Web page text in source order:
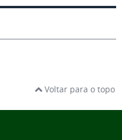
Voltar para o topo